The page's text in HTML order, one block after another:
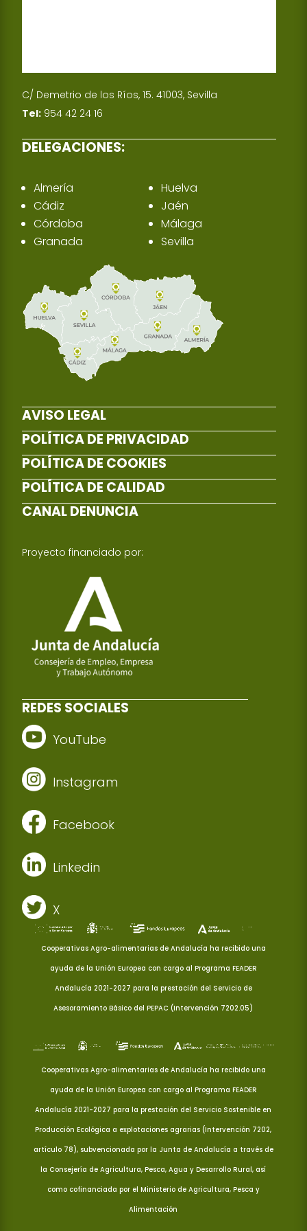
C/ Demetrio de los Ríos, 15. 41003, Sevilla
Tel: 954 42 24 16
DELEGACIONES:
Almería
Cádiz
Córdoba
Granada
Huelva
Jaén
Málaga
Sevilla
AVISO LEGAL
POLÍTICA DE PRIVACIDAD
POLÍTICA DE COOKIES
POLÍTICA DE CALIDAD
CANAL DENUNCIA
Proyecto financiado por:
REDES SOCIALES
YouTube
Instagram
Facebook
Linkedin
X
Cooperativas Agro-alimentarias de Andalucía ha recibido una
ayuda de la Unión Europea con cargo al Programa FEADER
Andalucía 2021-2027 para la prestación del Servicio de
Asesoramiento Básico del PEPAC (Intervención 7202.05)
Cooperativas Agro-alimentarias de Andalucía ha recibido una
ayuda de la Unión Europea con cargo al Programa FEADER
Andalucía 2021-2027 para la prestación del Servicio Sostenible en
Producción Ecológica a explotaciones agrarias (Intervención 7202,
artículo 78), subvencionada por la Junta de Andalucía a través de
la Consejería de Agricultura, Pesca, Agua y Desarrollo Rural, así
como cofinanciada por el Ministerio de Agricultura, Pesca y
Alimentación